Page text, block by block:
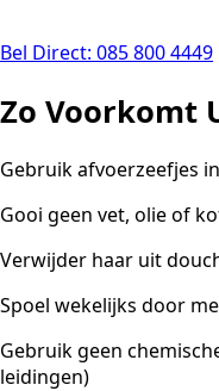
Bel Direct: 085 800 4449
Zo Voorkomt
Gebruik afvoerzeefjes
Gooi geen vet, olie of
Verwijder haar uit
Spoel wekelijks door
Gebruik geen
leidingen)